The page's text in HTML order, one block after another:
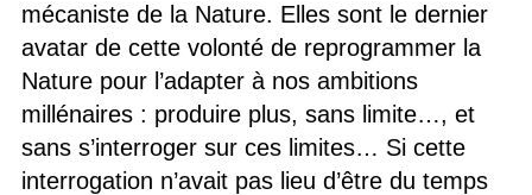
mécaniste de la Nature. Elles sont le dernier
avatar de cette volonté de reprogrammer la
Nature pour l’adapter à nos ambitions
millénaires : produire plus, sans limite…, et
sans s’interroger sur ces limites… Si cette
interrogation n’avait pas lieu d’être du temps